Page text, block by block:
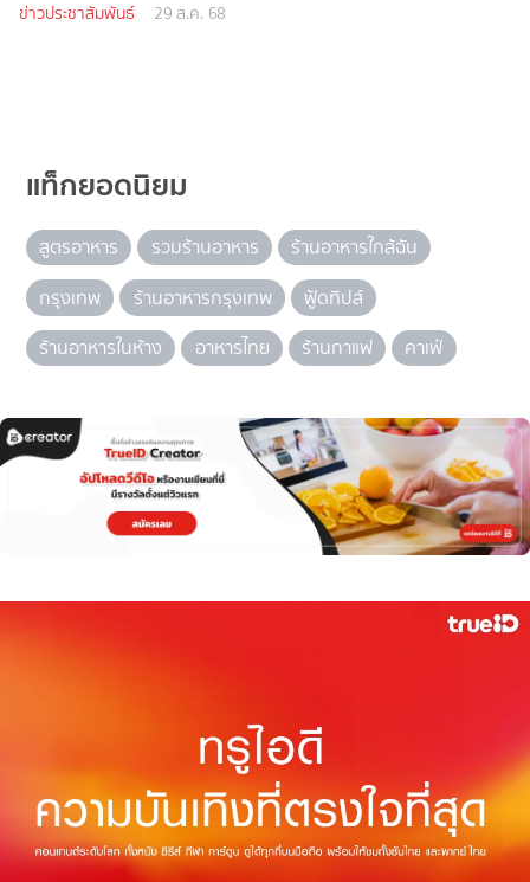
ข่าวประชาสัมพันธ์ 29 ส.ค. 68
แท็กยอดนิยม
สูตรอาหาร รวมร้านอาหาร
ร้านอาหารใกล้ฉัน
กรุงเทพ
ร้านอาหารกรุงเทพ
ฟู้ดทิปส์
ร้านอาหารในห้าง
อาหารไทย ร้านกาแฟ คาเฟ่